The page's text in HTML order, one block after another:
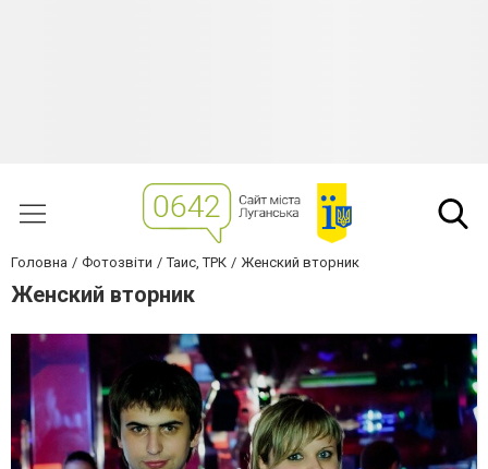
Головна Фотозвіти Таис, ТРК Женский вторник
Женский вторник